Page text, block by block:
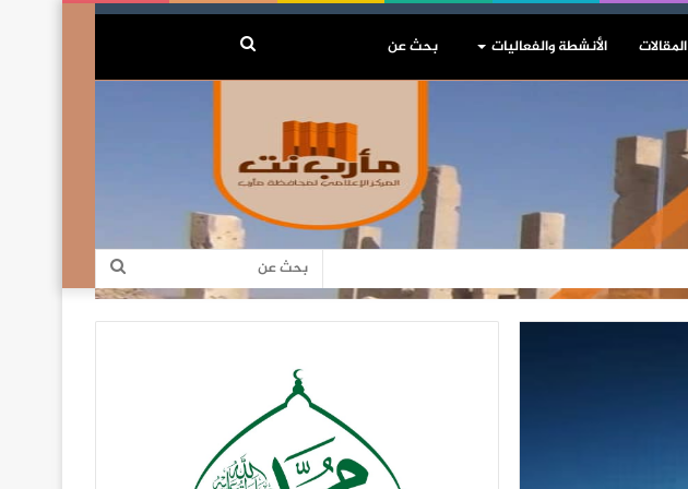
المقالات الأنشطة والفعاليات بحث
بحث
عن